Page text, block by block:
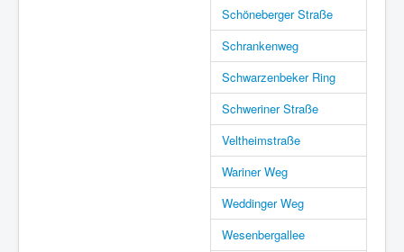
Schöneberger Straße
Schrankenweg
Schwarzenbeker Ring
Schweriner Straße
Veltheimstraße
Wariner Weg
Weddinger Weg
Wesenbergallee